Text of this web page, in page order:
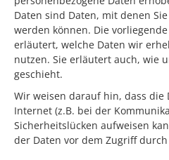
Daten sind Daten, mit denen
werden können. Die
erläutert, welche Daten wir
nutzen. Sie erläutert auch, wie
geschieht.
Wir weisen darauf hin, dass die
Internet (z.B. bei der
Sicherheitslücken aufweisen
der Daten vor dem Zugriff